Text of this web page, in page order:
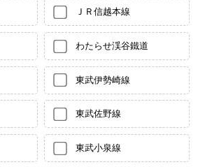
ＪＲ信越本線
わたらせ渓谷鐵道
東武伊勢崎線
東武佐野線
東武小泉線